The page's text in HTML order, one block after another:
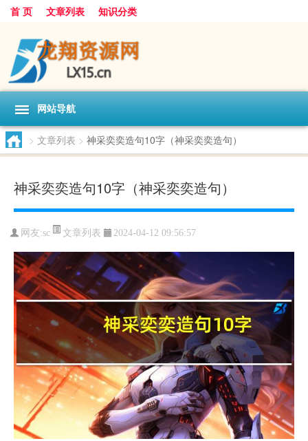
首 页 文章列表 知识分类
网站导航
> 文章列表 > 神采奕奕造句10字（神采奕奕造句）
神采奕奕造句10字（神采奕奕造句）
网友:sc 文章列表 2024-04-12 09:56:57